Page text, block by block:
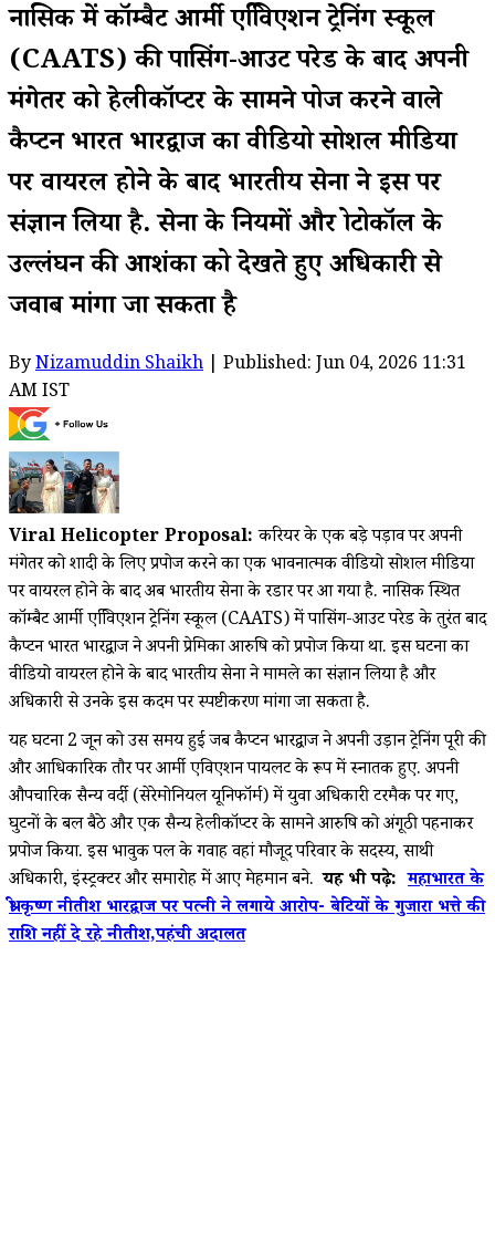
नासिक में कॉम्बैट आर्मी एवििएशन ट्रेनिंग स्कूल
(CAATS) की पासिंग-आउट परेड के बाद अपनी
मंगेतर को हेलीकॉप्टर के सामने प्रपोज करने वाले
कैप्टन भारत भारद्वाज का वीडियो सोशल मीडिया
पर वायरल होने के बाद भारतीय सेना ने इस पर
संज्ञान लिया है. सेना के नियमों और प्रोटोकॉल के
उल्लंघन की आशंका को देखते हुए अधिकारी से
जवाब मांगा जा सकता है
ByNizamuddin Shaikh | Published: Jun 04, 2026 11:31
AM IST
Viral Helicopter Proposal:करियर के एक बड़े पड़ाव पर अपनी
मंगेतर को शादी के लिए प्रपोज करने का एक भावनात्मक वीडियो सोशल मीडिया
पर वायरल होने के बाद अब भारतीय सेना के रडार पर आ गया है. नासिक स्थित
कॉम्बैट आर्मी एवििएशन ट्रेनिंग स्कूल (CAATS) में पासिंग-आउट परेड के तुरंत बाद
कैप्टन भारत भारद्वाज ने अपनी प्रेमिका आरुषि को प्रपोज किया था. इस घटना का
वीडियो वायरल होने के बाद भारतीय सेना ने मामले का संज्ञान लिया है और
अधिकारी से उनके इस कदम पर स्पष्टीकरण मांगा जा सकता है.
यह घटना 2 जून को उस समय हुई जब कैप्टन भारद्वाज ने अपनी उड़ान ट्रेनिंग पूरी की
और आधिकारिक तौर पर आर्मी एविएशन पायलट के रूप में स्नातक हुए. अपनी
औपचारिक सैन्य वर्दी (सेरेमोनियल यूनिफॉर्म) में युवा अधिकारी टरमैक पर गए,
घुटनों के बल बैठे और एक सैन्य हेलीकॉप्टर के सामने आरुषि को अंगूठी पहनाकर
प्रपोज किया. इस भावुक पल के गवाह वहां मौजूद परिवार के सदस्य, साथी
अधिकारी, इंस्ट्रक्टर और समारोह में आए मेहमान बने.यह भी पढ़े:महाभारत के
श्री कृष्ण नीतीश भारद्वाज पर पत्नी ने लगाये आरोप- बेटियों के गुजारा भत्ते की
राशि नहीं दे रहे नीतीश,पहंची अदालत